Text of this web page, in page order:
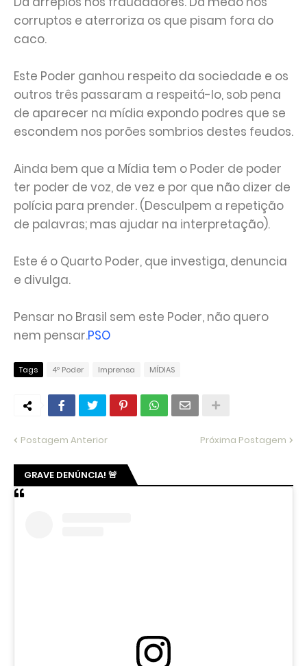
corruptos e aterroriza os que pisam fora do
caco.
Este Poder ganhou respeito da sociedade e os
outros três passaram a respeitá-lo, sob pena
de aparecer na mídia expondo podres que se
escondem nos porões sombrios destes feudos.
Ainda bem que a Mídia tem o Poder de poder
ter poder de voz, de vez e por que não dizer de
polícia para prender. (Desculpem a repetição
de palavras; mas ajudar na interpretação).
Este é o Quarto Poder, que investiga, denuncia
e divulga.
Pensar no Brasil sem este Poder, não quero
nem pensar.PSO
Tags 4º Poder Imprensa MÍDIAS
Postagem Anterior Próxima Postagem
GRAVE DENÚNCIA! 🚨